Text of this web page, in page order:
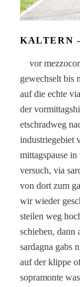
KALTERN
vor
gewechselt bis
auf die echte
der
etschradweg
industriegebiet
mittagspause
versuch, via
von dort zum
wir wieder
steilen weg
schieben, dann
sardagna gabs
auf der klippe
sopramonte